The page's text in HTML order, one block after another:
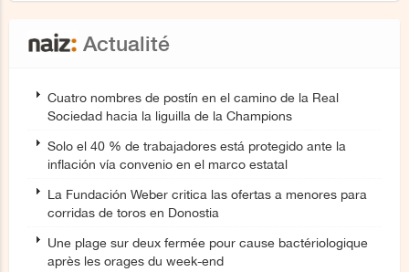
Actualité
Cuatro nombres de postín en el camino de la Real
Sociedad hacia la liguilla de la Champions
Solo el 40 % de trabajadores está protegido ante la
inflación vía convenio en el marco estatal
La Fundación Weber critica las ofertas a menores para
corridas de toros en Donostia
Une plage sur deux fermée pour cause bactériologique
après les orages du week-end